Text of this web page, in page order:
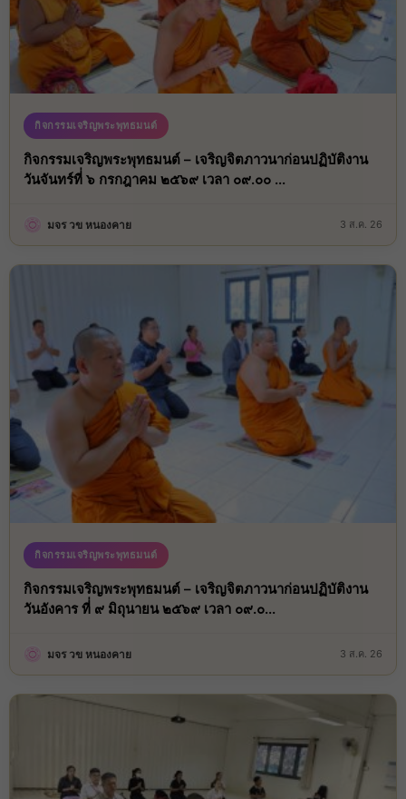
กิจกรรมเจริญพระพุทธมนต์
กิจกรรมเจริญพระพุทธมนต์ – เจริญจิตภาวนาก่อนปฏิบัติงาน
วันจันทร์ที่่ ๖ กรกฎาคม ๒๕๖๙ เวลา ๐๙.๐๐ ...
มจร วข หนองคาย 3 ส.ค. 26
กิจกรรมเจริญพระพุทธมนต์
กิจกรรมเจริญพระพุทธมนต์ – เจริญจิตภาวนาก่อนปฏิบัติงาน
วันอังคาร ที่่ ๙ มิถุนายน ๒๕๖๙ เวลา ๐๙.๐...
มจร วข หนองคาย 3 ส.ค. 26